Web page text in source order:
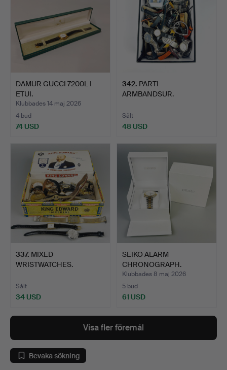
DAMUR GUCCI 7200L I
ETUI.
Klubbades 14 maj 2026
4 bud
74 USD
342. PARTI
ARMBANDSUR.
Sålt
48 USD
337. MIXED
WRISTWATCHES.
Sålt
34 USD
SEIKO ALARM
CHRONOGRAPH.
Klubbades 8 maj 2026
5 bud
61 USD
Visa fler föremål
Bevaka sökning